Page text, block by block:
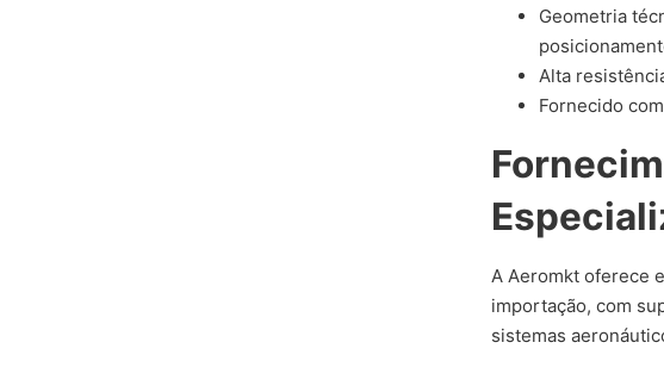
Geometria
Alta
Fornecido
A Aeromkt oferece
importação, com
sistemas